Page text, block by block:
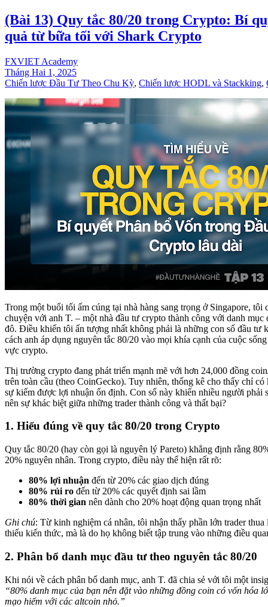
(Bài 13) Quy tắc 80/20 trong Crypto: Bí
quả từ bữa tối với Shark Crypto
FXVIET Academy
Tháng Hai 1, 2025
Chiến lược Đầu Tư Theo Chu Kỳ, Chiến lược HODL và Stackking,
Trong một buổi tối ấm cúng tại nhà hàng sang trọng ở Singapore, tôi
chuyện với anh T. – một nhà đầu tư crypto thành công với danh mục
đô. Điều khiến tôi ấn tượng nhất không phải là những con số đầu tư
cách anh áp dụng nguyên tắc 80/20 vào mọi khía cạnh của cuộc
vực crypto.
Thị trường crypto đang phát triển mạnh mẽ với hơn 24,000 đồng
trên toàn cầu (theo CoinGecko). Tuy nhiên, thống kê cho thấy chỉ
sự kiếm được lợi nhuận ổn định. Con số này khiến nhiều người phải
nên sự khác biệt giữa những trader thành công và thất bại?
1. Hiểu đúng về quy tắc 80/20 trong Crypto
Quy tắc 80/20 (hay còn gọi là nguyên lý Pareto) khẳng định rằng
20% nguyên nhân. Trong crypto, điều này thể hiện rất rõ:
80% lợi nhuận đến từ 20% các giao dịch đúng
80% rủi ro đến từ 20% các quyết định sai lầm
80% thời gian nên dành cho 20% hoạt động quan trọng nhất
Ghi chú: Từ kinh nghiệm cá nhân, tôi nhận thấy phần lớn trader
thiếu kiến thức, mà là do họ không biết tập trung vào những điều
2. Phân bổ danh mục đầu tư theo nguyên tắc 80/20
Khi nói về cách phân bổ danh mục, anh T. đã chia sẻ với tôi một
“80% danh mục của bạn nên đặt vào những đồng coin có vốn hóa
mạo hiểm với các altcoin nhỏ.”